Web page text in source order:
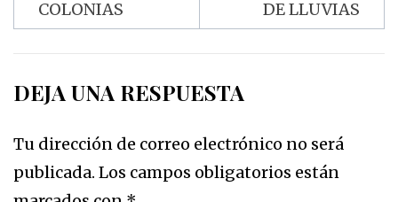
COLONIAS
DE LLUVIAS
DEJA UNA RESPUESTA
Tu dirección de correo electrónico no será
publicada. Los campos obligatorios están